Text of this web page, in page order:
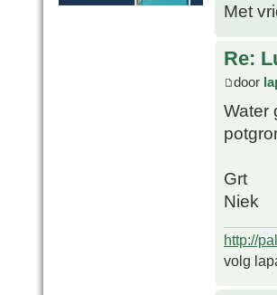
Met
Re:
door
Water
Grt
Niek
http://
volg